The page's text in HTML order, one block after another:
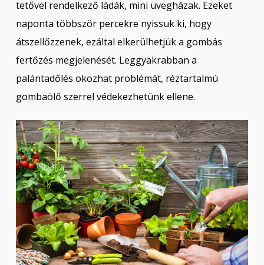
tetővel rendelkező ládák, mini üvegházak. Ezeket
naponta többször percekre nyissuk ki, hogy
átszellőzzenek, ezáltal elkerülhetjük a gombás
fertőzés megjelenését. Leggyakrabban a
palántadőlés okozhat problémát, réztartalmú
gombaölő szerrel védekezhetünk ellene.